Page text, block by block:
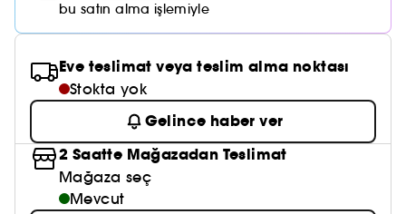
Maske
Cilt Bakım Setleri
Saç Bakım Setleri
Okyanus Esansı
Nemlendirici Bakım
Kızarıklık için Bakım
Sıkılaştırıcı ve Lifting Etkili Bakım
Cilt Tonu Eşitsizliği için Bakım
Gözenek Karşıtı
Karma ve Yağlı Saçlar
CHAMPO
LE MONDE GOURMAND
SUMMER FRIDAYS
ERBORIAN
OLAPLEX
KÉRASTASE
SUPERGOOP!
GISOU
AMIKA
KAYALI
bu satın alma işlemiyle
Eve teslimat veya teslim alma noktası
Stokta yok
Gelince haber ver
2 Saatte Mağazadan Teslimat
Mağaza seç
Mevcut